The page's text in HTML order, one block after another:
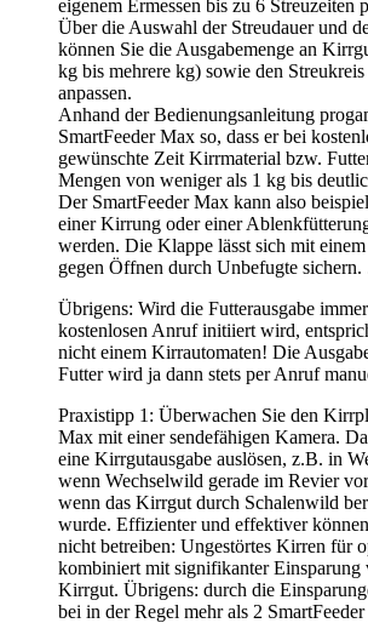
eigenem Ermessen bis zu 6 Streuzeiten
Über die Auswahl der Streudauer und
können Sie die Ausgabemenge an
kg bis mehrere kg) sowie den
anpassen.
Anhand der Bedienungsanleitung
SmartFeeder Max so, dass er bei
gewünschte Zeit Kirrmaterial bzw.
Mengen von weniger als 1 kg bis
Der SmartFeeder Max kann also
einer Kirrung oder einer
werden. Die Klappe lässt sich mit
gegen Öffnen durch Unbefugte sichern.
Übrigens: Wird die Futterausgabe
kostenlosen Anruf initiiert wird,
nicht einem Kirrautomaten! Die
Futter wird ja dann stets per Anruf
Praxistipp 1: Überwachen Sie den
Max mit einer sendefähigen Kamera.
eine Kirrgutausgabe auslösen, z.B. in
wenn Wechselwild gerade im Revier
wenn das Kirrgut durch Schalenwild
wurde. Effizienter und effektiver
nicht betreiben: Ungestörtes Kirren für
kombiniert mit signifikanter Einsparung
Kirrgut. Übrigens: durch die
bei in der Regel mehr als 2 SmartFeeder